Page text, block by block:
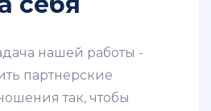
нашей работы -
партнерские
так, чтобы